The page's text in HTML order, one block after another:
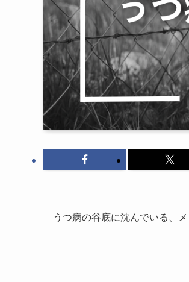
うつ病の谷底に沈んでいる、